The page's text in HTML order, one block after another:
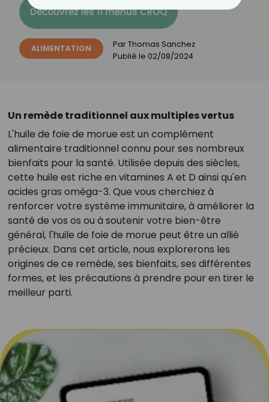
Découvrez les 11 menus CROQ
ALIMENTATION ParThomas Sanchez
Publié le 02/08/2024
Un remède traditionnel aux multiples vertus
L'huile de foie de morue est un complément
alimentaire traditionnel connu pour ses nombreux
bienfaits pour la santé. Utilisée depuis des siècles,
cette huile est riche en vitamines A et D ainsi qu'en
acides gras oméga-3. Que vous cherchiez à
renforcer votre système immunitaire, à améliorer la
santé de vos os ou à soutenir votre bien-être
général, l'huile de foie de morue peut être un allié
précieux. Dans cet article, nous explorerons les
origines de ce remède, ses bienfaits, ses différentes
formes, et les précautions à prendre pour en tirer le
meilleur parti.